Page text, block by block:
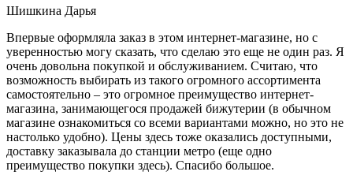
Шишкина Дарья
Впервые оформляла заказ в этом интернет-магазине, но с
уверенностью могу сказать, что сделаю это еще не один раз. Я
очень довольна покупкой и обслуживанием. Считаю, что
возможность выбирать из такого огромного ассортимента
самостоятельно – это огромное преимущество интернет-
магазина, занимающегося продажей бижутерии (в обычном
магазине ознакомиться со всеми вариантами можно, но это не
настолько удобно). Цены здесь тоже оказались доступными,
доставку заказывала до станции метро (еще одно
преимущество покупки здесь). Спасибо большое.